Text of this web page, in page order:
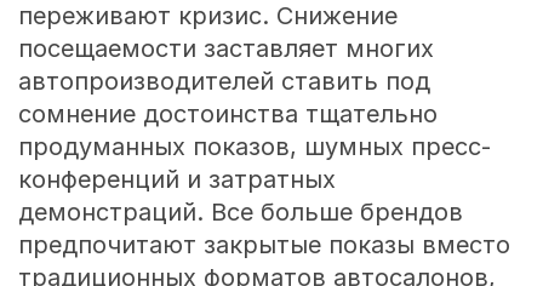
переживают кризис. Снижение
посещаемости заставляет многих
автопроизводителей ставить под
сомнение достоинства тщательно
продуманных показов, шумных пресс-
конференций и затратных
демонстраций. Все больше брендов
предпочитают закрытые показы вместо
традиционных форматов автосалонов,